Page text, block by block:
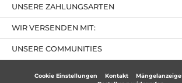
UNSERE ZAHLUNGSARTEN
UNSERE COMMUNITIES
WIR VERSENDEN MIT:
Cookie Einstellungen Kontakt Mängelanzeige